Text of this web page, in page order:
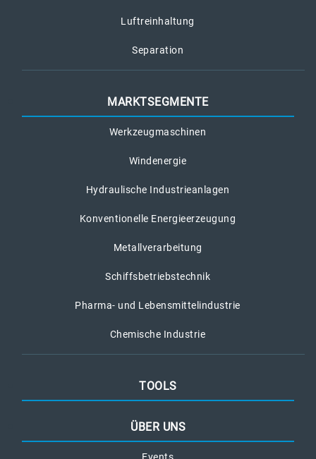
Luftreinhaltung
Separation
MARKTSEGMENTE
Werkzeugmaschinen
Windenergie
Hydraulische Industrieanlagen
Konventionelle Energieerzeugung
Metallverarbeitung
Schiffsbetriebstechnik
Pharma- und Lebensmittelindustrie
Chemische Industrie
TOOLS
ÜBER UNS